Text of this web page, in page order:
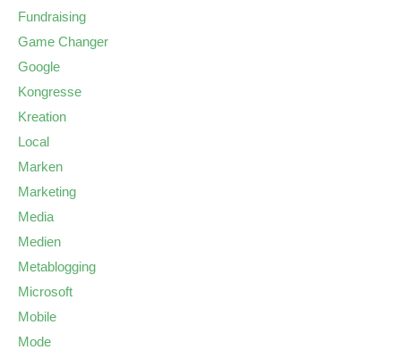
Fundraising
Game Changer
Google
Kongresse
Kreation
Local
Marken
Marketing
Media
Medien
Metablogging
Microsoft
Mobile
Mode